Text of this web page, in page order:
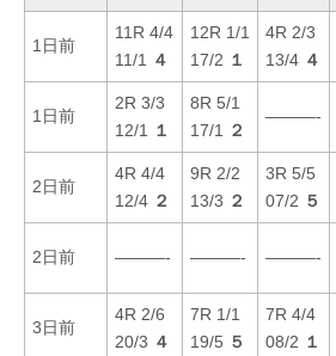
1日前
11R 4/4
11/1
４
12R 1/1
17/2 １
4R 2/3
13/4 ４
1日前
2R 3/3
12/1
１
8R 5/1
17/1
２
———-
2日前
4R 4/4
12/4 ２
9R 2/2
13/3 ２
3R 5/5
07/2 ５
2日前 ———- ———- ———-
3日前
4R 2/6
20/3 ４
7R 1/1
19/5 ５
7R 4/4
08/2 １